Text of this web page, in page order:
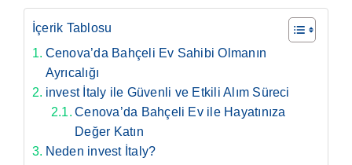
İçerik Tablosu
Cenova’da Bahçeli Ev Sahibi Olmanın
Ayrıcalığı
invest İtaly ile Güvenli ve Etkili Alım Süreci
Cenova’da Bahçeli Ev ile Hayatınıza
Değer Katın
Neden invest İtaly?